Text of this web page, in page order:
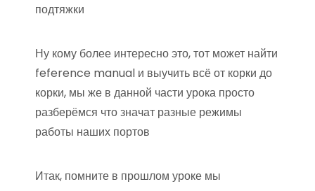
подтяжки
Ну кому более интересно это, тот может найти
feference manual и выучить всё от корки до
корки, мы же в данной части урока просто
разберёмся что значат разные режимы
работы наших портов
Итак, помните в прошлом уроке мы